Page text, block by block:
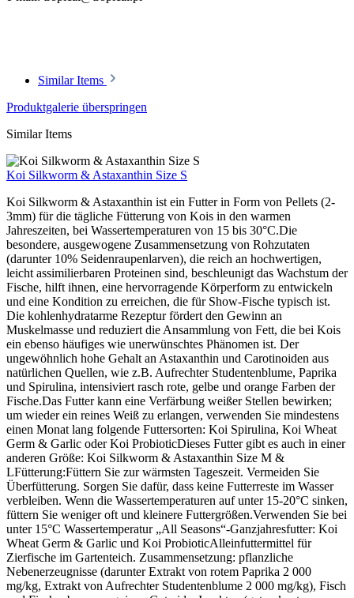
Similar Items
Produktgalerie überspringen
Similar Items
Koi Silkworm & Astaxanthin Size S
Koi Silkworm & Astaxanthin ist ein Futter in Form von Pellets (2-
3mm) für die tägliche Fütterung von Kois in den warmen
Jahreszeiten, bei Wassertemperaturen von 15 bis 30°C.Die
besondere, ausgewogene Zusammensetzung von Rohzutaten
(darunter 10% Seidenraupenlarven), die reich an hochwertigen,
leicht assimilierbaren Proteinen sind, beschleunigt das Wachstum der
Fische, hilft ihnen, eine hervorragende Körperform zu entwickeln
und eine Kondition zu erreichen, die für Show-Fische typisch ist.
Die kohlenhydratarme Rezeptur fördert den Gewinn an
Muskelmasse und reduziert die Ansammlung von Fett, die bei Kois
ein ebenso häufiges wie unerwünschtes Phänomen ist. Der
ungewöhnlich hohe Gehalt an Astaxanthin und Carotinoiden aus
natürlichen Quellen, wie z.B. Aufrechter Studentenblume, Paprika
und Spirulina, intensiviert rasch rote, gelbe und orange Farben der
Fische.Das Futter kann eine Verfärbung weißer Stellen bewirken;
um wieder ein reines Weiß zu erlangen, verwenden Sie mindestens
einen Monat lang folgende Futtersorten: Koi Spirulina, Koi Wheat
Germ & Garlic oder Koi ProbioticDieses Futter gibt es auch in einer
anderen Größe: Koi Silkworm & Astaxanthin Size M &
LFütterung:Füttern Sie zur wärmsten Tageszeit. Vermeiden Sie
Überfütterung. Sorgen Sie dafür, dass keine Futterreste im Wasser
verbleiben. Wenn die Wassertemperaturen auf unter 15-20°C sinken,
füttern Sie weniger oft und kleinere Futtergrößen.Verwenden Sie bei
unter 15°C Wassertemperatur „All Seasons“-Ganzjahresfutter: Koi
Wheat Germ & Garlic und Koi ProbioticAlleinfuttermittel für
Zierfische im Gartenteich. Zusammensetzung: pflanzliche
Nebenerzeugnisse (darunter Extrakt von rotem Paprika 2 000
mg/kg, Extrakt von Aufrechter Studentenblume 2 000 mg/kg), Fisch